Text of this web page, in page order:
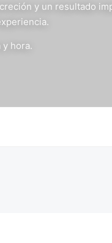
y un resultado
y hora.